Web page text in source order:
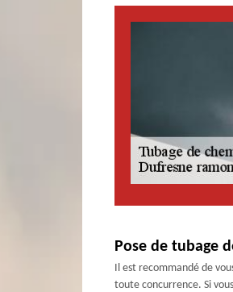
Pose de tubage
Il est recommandé de
toute concurrence. Si